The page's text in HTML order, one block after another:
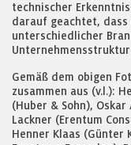
technischer
darauf geachtet,
unterschiedlicher
Gemäß dem obigen
zusammen aus (v.l.):
(Huber & Sohn),
Lackner (Erentum
Henner Klaas (Günter